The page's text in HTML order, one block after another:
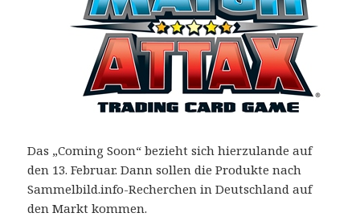
Das „Coming Soon“ bezieht sich hierzulande auf
den 13. Februar. Dann sollen die Produkte nach
Sammelbild.info-Recherchen in Deutschland auf
den Markt kommen.